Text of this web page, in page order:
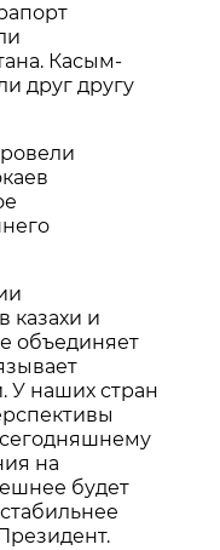
Касым-
друг другу
казахи и
объединяет
У наших стран
на
будет